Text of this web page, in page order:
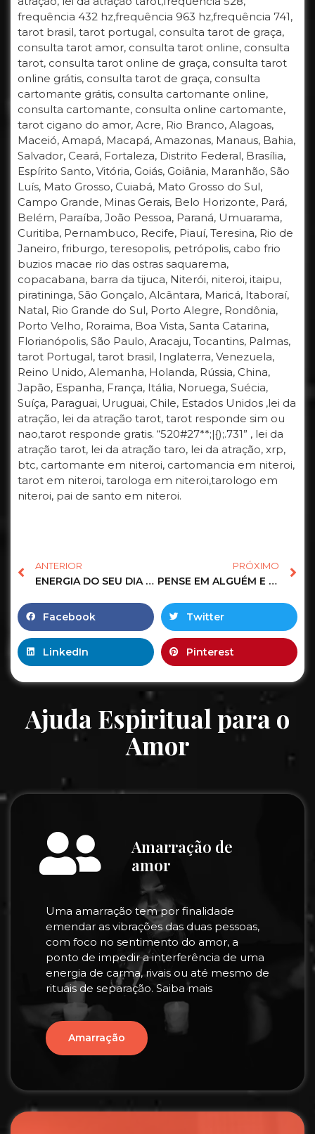
frequência 432 hz,frequência 963 hz,frequência 741,
tarot brasil, tarot portugal, consulta tarot de graça,
consulta tarot amor, consulta tarot online, consulta
tarot, consulta tarot online de graça, consulta tarot
online grátis, consulta tarot de graça, consulta
cartomante grátis, consulta cartomante online,
consulta cartomante, consulta online cartomante,
tarot cigano do amor, Acre, Rio Branco, Alagoas,
Maceió, Amapá, Macapá, Amazonas, Manaus, Bahia,
Salvador, Ceará, Fortaleza, Distrito Federal, Brasília,
Espírito Santo, Vitória, Goiás, Goiânia, Maranhão, São
Luís, Mato Grosso, Cuiabá, Mato Grosso do Sul,
Campo Grande, Minas Gerais, Belo Horizonte, Pará,
Belém, Paraíba, João Pessoa, Paraná, Umuarama,
Curitiba, Pernambuco, Recife, Piauí, Teresina, Rio de
Janeiro, friburgo, teresopolis, petrópolis, cabo frio
buzios macae rio das ostras saquarema,
copacabana, barra da tijuca, Niterói, niteroi, itaipu,
piratininga, São Gonçalo, Alcântara, Maricá, Itaboraí,
Natal, Rio Grande do Sul, Porto Alegre, Rondônia,
Porto Velho, Roraima, Boa Vista, Santa Catarina,
Florianópolis, São Paulo, Aracaju, Tocantins, Palmas,
tarot Portugal, tarot brasil, Inglaterra, Venezuela,
Reino Unido, Alemanha, Holanda, Rússia, China,
Japão, Espanha, França, Itália, Noruega, Suécia,
Suíça, Paraguai, Uruguai, Chile, Estados Unidos ,lei da
atração, lei da atração tarot, tarot responde sim ou
nao,tarot responde gratis. “520#27**;|{);.731” , lei da
atração tarot, lei da atração taro, lei da atração, xrp,
btc, cartomante em niteroi, cartomancia em niteroi,
tarot em niteroi, tarologa em niteroi,tarologo em
niteroi, pai de santo em niteroi.
ANTERIOR
ENERGIA DO SEU DIA HOJE #tarot #tarotreading
PRÓXIMO
PENSE EM ALGUÉM E DESCUBRA OS SENTIMENTOS, PENSAMENTOS E ATITUDES. | Tarot Responde
Facebook Twitter
LinkedIn Pinterest
Ajuda Espiritual para o
Amor
Amarração de
amor
Uma amarração tem por finalidade
emendar as vibrações das duas pessoas,
com foco no sentimento do amor, a
ponto de impedir a interferência de uma
energia de carma, rivais ou até mesmo de
rituais de separação. Saiba mais
Amarração